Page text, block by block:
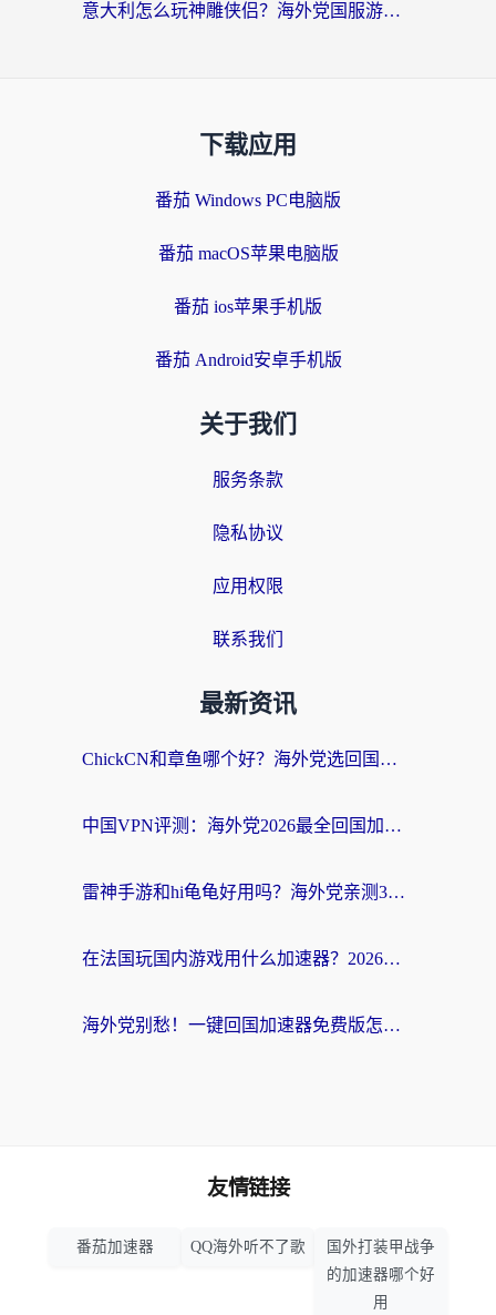
意大利怎么玩神雕侠侣？海外党国服游戏加速终极指南（附欧洲玩王者王国保卫战4不卡技巧）
下载应用
番茄 Windows PC电脑版
番茄 macOS苹果电脑版
番茄 ios苹果手机版
番茄 Android安卓手机版
关于我们
服务条款
隐私协议
应用权限
联系我们
最新资讯
ChickCN和章鱼哪个好？海外党选回国加速器的3个关键维度 + 实用避坑指南
中国VPN评测：海外党2026最全回国加速器选择指南，告别地区限制不踩坑
雷神手游和hi龟龟好用吗？海外党亲测3款回国加速器，教你选对国外到国内加速器
在法国玩国内游戏用什么加速器？2026实测解决延迟卡顿的实用指南
海外党别愁！一键回国加速器免费版怎么选？从踩坑到流畅访问的全攻略
友情链接
番茄加速器 QQ海外听不了歌
国外打装甲战争
的加速器哪个好
用